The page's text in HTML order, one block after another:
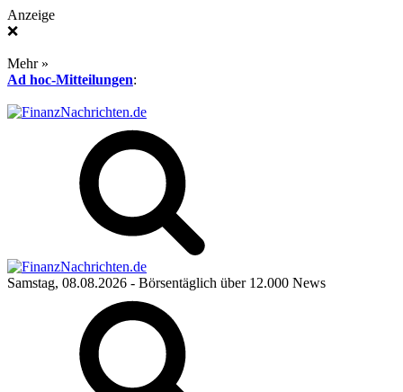
Anzeige
❌
Mehr »
Ad hoc-Mitteilungen:
Samstag, 08.08.2026 - Börsentäglich über 12.000 News